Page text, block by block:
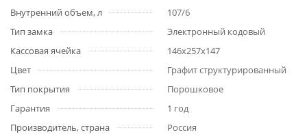
Внутренний объем, л
107/6
Тип замка
Электронный кодовый
Кассовая ячейка
146х257х147
Цвет
Графит структурированный
Тип покрытия
Порошковое
Гарантия
1 год
Производитель, страна
Россия